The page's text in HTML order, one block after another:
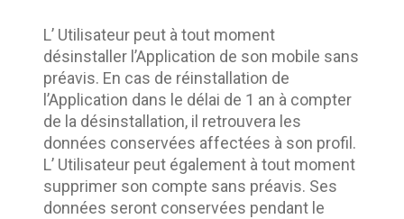
L’ Utilisateur peut à tout moment
désinstaller l’Application de son mobile sans
préavis. En cas de réinstallation de
l’Application dans le délai de 1 an à compter
de la désinstallation, il retrouvera les
L’ Utilisateur peut également à tout moment
supprimer son compte sans préavis. Ses
données seront conservées pendant le